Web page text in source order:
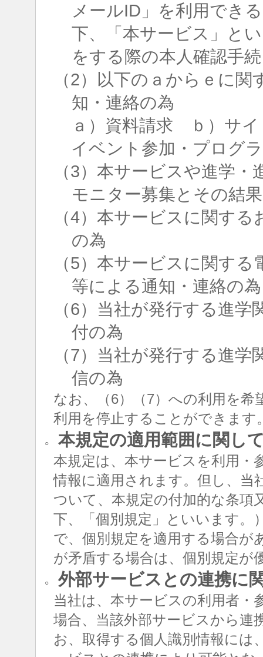
メールID」を利用でき
下、「本サービス」と
をする際の本人確認手
（2）以下のａからｅに
知・連絡の為
ａ）資料請求 ｂ）サ
イベント参加・プログ
（3）本サービスや進学
モニター募集とその結
（4）本サービスに関す
の為
（5）本サービスに関す
等による通知・連絡の為
（6）当社が発行する進
付の為
（7）当社が発行する進
信の為
なお、（6）（7）への利用を
利用を停止することができます
○ 本規定の適用範囲に関し
本規定は、本サービスを利用・
情報に適用されます。但し、当
ついて、本規定の付加的な条項
下、「個別規定」といいます。
で、個別規定を適用する場合が
が矛盾する場合は、個別規定が
○ 外部サービスとの連携に
当社は、本サービスの利用者・
場合、当該外部サービスから連
お、取得する個人識別情報には